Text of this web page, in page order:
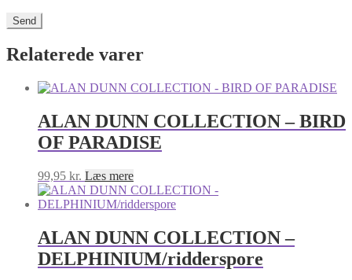
Relaterede varer
ALAN DUNN COLLECTION – BIRD
OF PARADISE
99,95 kr. Læs mere
ALAN DUNN COLLECTION –
DELPHINIUM/ridderspore